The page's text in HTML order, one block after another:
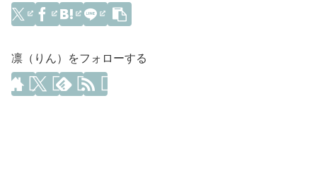
凛（りん）をフォローする